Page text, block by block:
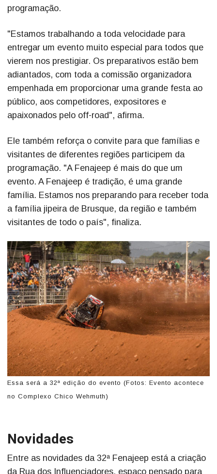
programação.
"Estamos trabalhando a toda velocidade para
entregar um evento muito especial para todos que
vierem nos prestigiar. Os preparativos estão bem
adiantados, com toda a comissão organizadora
empenhada em proporcionar uma grande festa ao
público, aos competidores, expositores e
apaixonados pelo off-road", afirma.
Ele também reforça o convite para que famílias e
visitantes de diferentes regiões participem da
programação. "A Fenajeep é mais do que um
evento. A Fenajeep é tradição, é uma grande
família. Estamos nos preparando para receber toda
a família jipeira de Brusque, da região e também
visitantes de todo o país", finaliza.
Essa será a 32ª edição do evento (Fotos: Evento acontece
no Complexo Chico Wehmuth)
Novidades
Entre as novidades da 32ª Fenajeep está a criação
da Rua dos Influenciadores, espaço pensado para